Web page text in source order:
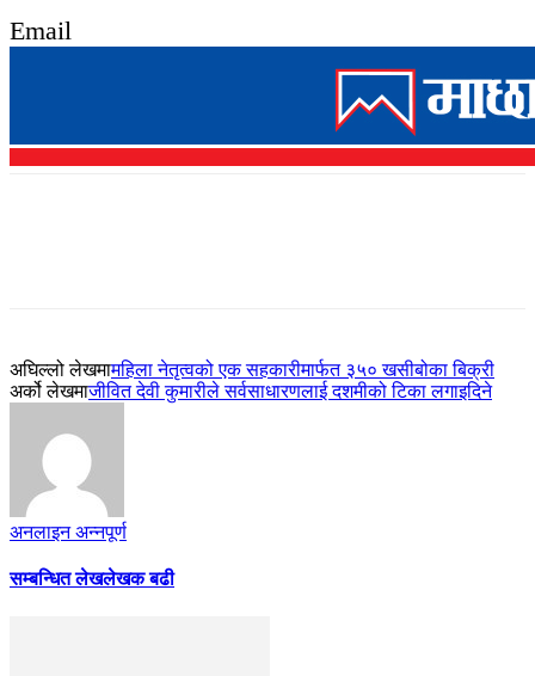
Email
अघिल्लो लेखमामहिला नेतृत्वको एक सहकारीमार्फत ३५० खसीबोका बिक्री
अर्को लेखमाजीवित देवी कुमारीले सर्वसाधारणलाई दशमीको टिका लगाइदिने
अनलाइन अन्नपूर्ण
सम्बन्धित लेखलेखक बढी